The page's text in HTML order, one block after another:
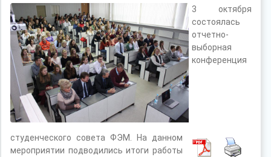
3 октября
состоялась
отчетно-
выборная
конференция
студенческого совета ФЭМ. На данном
мероприятии подводились итоги работы